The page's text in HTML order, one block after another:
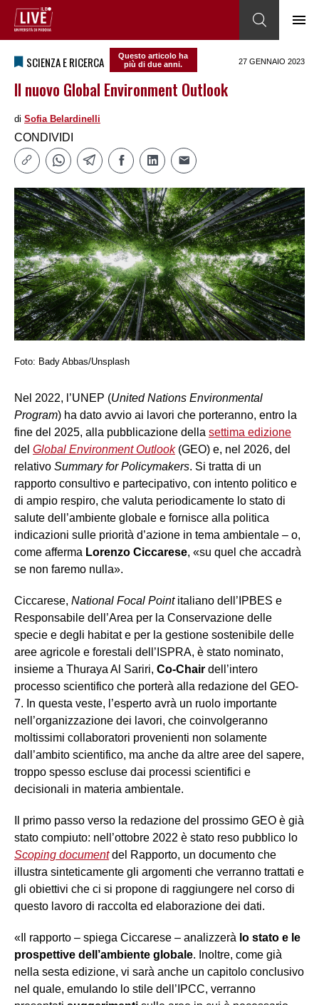
SCIENZA E RICERCA
Questo articolo ha
più di due anni.
27 GENNAIO 2023
Il nuovo Global Environment Outlook
di Sofia Belardinelli
CONDIVIDI
Foto: Bady Abbas/Unsplash
Nel 2022, l’UNEP (United Nations Environmental
Program) ha dato avvio ai lavori che porteranno, entro la
fine del 2025, alla pubblicazione della settima edizione
del Global Environment Outlook(GEO) e, nel 2026, del
relativo Summary for Policymakers. Si tratta di un
rapporto consultivo e partecipativo, con intento politico e
di ampio respiro, che valuta periodicamente lo stato di
salute dell’ambiente globale e fornisce alla politica
indicazioni sulle priorità d’azione in tema ambientale – o,
come afferma Lorenzo Ciccarese, «su quel che accadrà
se non faremo nulla».
Ciccarese, National Focal Pointitaliano dell’IPBES e
Responsabile dell’Area per la Conservazione delle
specie e degli habitat e per la gestione sostenibile delle
aree agricole e forestali dell’ISPRA, è stato nominato,
insieme a Thuraya Al Sariri, Co-Chair dell’intero
processo scientifico che porterà alla redazione del GEO-
7. In questa veste, l’esperto avrà un ruolo importante
nell’organizzazione dei lavori, che coinvolgeranno
moltissimi collaboratori provenienti non solamente
dall’ambito scientifico, ma anche da altre aree del sapere,
troppo spesso escluse dai processi scientifici e
decisionali in materia ambientale.
Il primo passo verso la redazione del prossimo GEO è già
stato compiuto: nell’ottobre 2022 è stato reso pubblico lo
Scoping documentdel Rapporto, un documento che
illustra sinteticamente gli argomenti che verranno trattati e
gli obiettivi che ci si propone di raggiungere nel corso di
questo lavoro di raccolta ed elaborazione dei dati.
«Il rapporto – spiega Ciccarese – analizzerà lo stato e le
prospettive dell’ambiente globale. Inoltre, come già
nella sesta edizione, vi sarà anche un capitolo conclusivo
nel quale, emulando lo stile dell’IPCC, verranno